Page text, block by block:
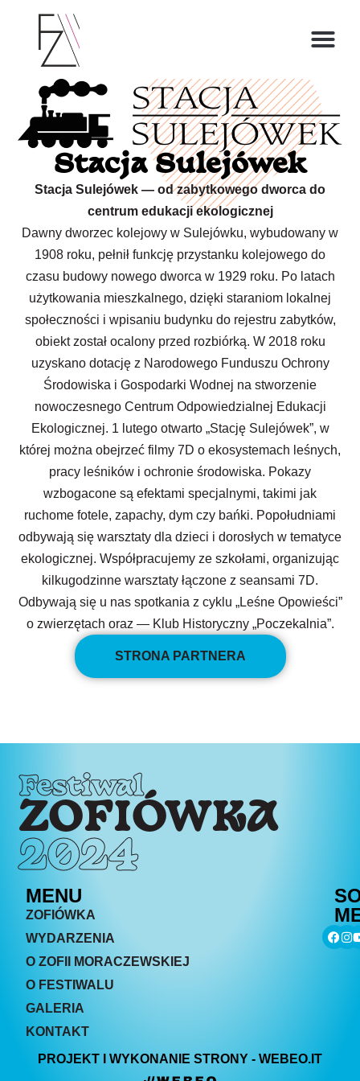
Stacja Sulejówek
Stacja Sulejówek — od zabytkowego dworca do
centrum edukacji ekologicznej
Dawny dworzec kolejowy w Sulejówku, wybudowany w
1908 roku, pełnił funkcję przystanku kolejowego do
czasu budowy nowego dworca w 1929 roku. Po latach
użytkowania mieszkalnego, dzięki staraniom lokalnej
społeczności i wpisaniu budynku do rejestru zabytków,
obiekt został ocalony przed rozbiórką. W 2018 roku
uzyskano dotację z Narodowego Funduszu Ochrony
Środowiska i Gospodarki Wodnej na stworzenie
nowoczesnego Centrum Odpowiedzialnej Edukacji
Ekologicznej. 1 lutego otwarto „Stację Sulejówek”, w
której można obejrzeć filmy 7D o ekosystemach leśnych,
pracy leśników i ochronie środowiska. Pokazy
wzbogacone są efektami specjalnymi, takimi jak
ruchome fotele, zapachy, dym czy bańki. Popołudniami
odbywają się warsztaty dla dzieci i dorosłych w tematyce
ekologicznej. Współpracujemy ze szkołami, organizując
kilkugodzinne warsztaty łączone z seansami 7D.
Odbywają się u nas spotkania z cyklu „Leśne Opowieści”
o zwierzętach oraz — Klub Historyczny „Poczekalnia”.
STRONA PARTNERA
Festiwal
ZOFIÓWKA
2024
MENU
ZOFIÓWKA
WYDARZENIA
O ZOFII MORACZEWSKIEJ
O FESTIWALU
GALERIA
KONTAKT
PROJEKT I WYKONANIE STRONY - WEBEO.IT